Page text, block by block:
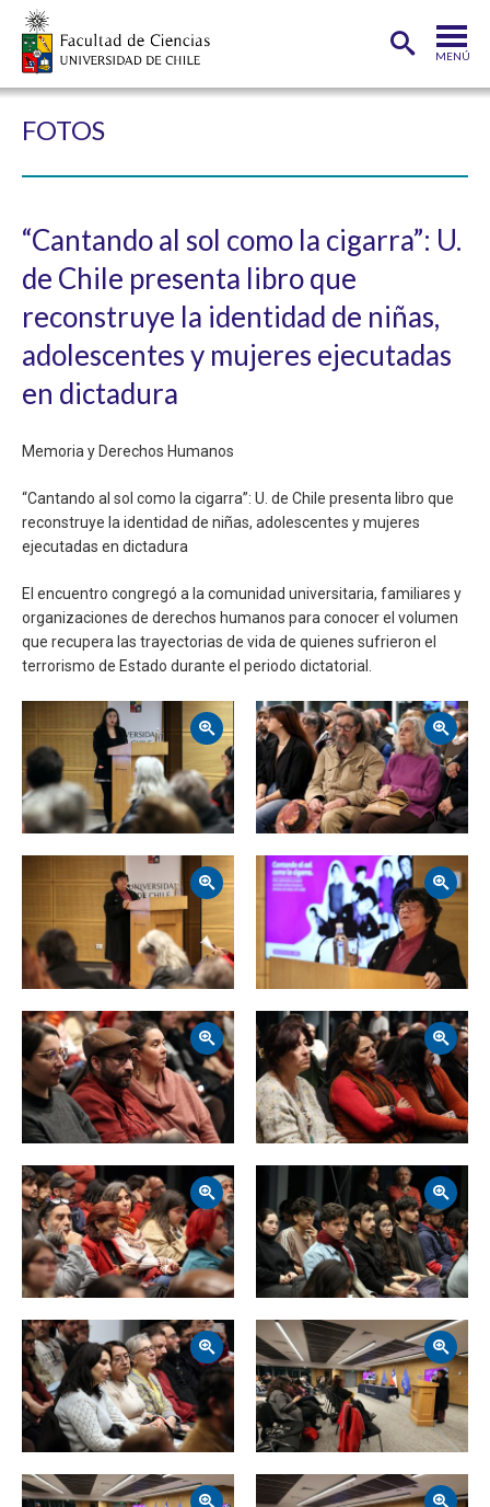
MENÚ
CARRERAS
POSTGRADOS
INVESTIGACIÓN
FOTOS
“Cantando al sol como la cigarra”: U.
de Chile presenta libro que
reconstruye la identidad de niñas,
adolescentes y mujeres ejecutadas
en dictadura
Memoria y Derechos Humanos
“Cantando al sol como la cigarra”: U. de Chile presenta libro que
reconstruye la identidad de niñas, adolescentes y mujeres
ejecutadas en dictadura
El encuentro congregó a la comunidad universitaria, familiares y
organizaciones de derechos humanos para conocer el volumen
que recupera las trayectorias de vida de quienes sufrieron el
terrorismo de Estado durante el periodo dictatorial.
Zoom
Zoom
Zoom Zoom
Zoom
Zoom Zoom
Zoom Zoom